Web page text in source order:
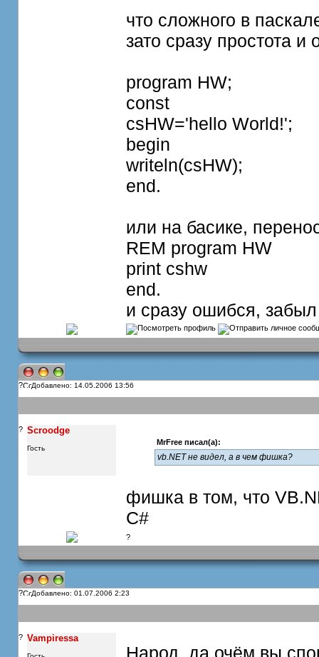
что сложного в
зато сразу простота и
program HW;
const
csHW='hello World!';
begin
writeln(csHW);
end.
или на басике,
REM program HW
print cshw
end.
и сразу ошибся,
? Добавлено: 14.05.2006 13:56
? Scroodge
Гость
MrFree писал(а):
vb.NET не видел, а в чем фишка?
фишка в том, что
C#
?
? Добавлено: 01.07.2006 2:23
? Vampiressa
Народ, да очём вы